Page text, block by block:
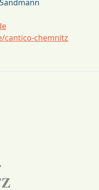
cantico-chemnitz